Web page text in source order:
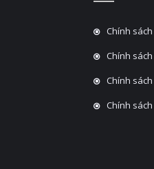
Chính
Chính
Chính
Chính